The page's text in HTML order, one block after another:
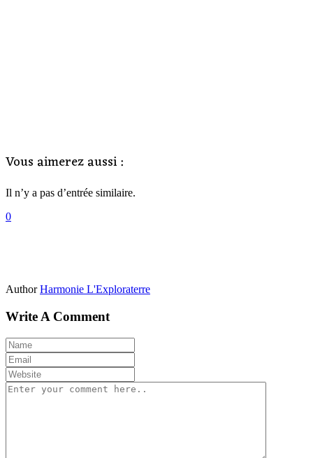
Vous aimerez aussi :
Il n’y a pas d’entrée similaire.
0
Author Harmonie L'Exploraterre
Write A Comment